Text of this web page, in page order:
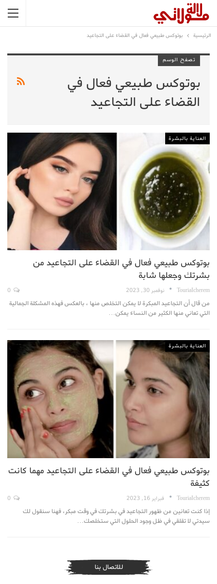
الرئيسية بوتوكس طبيعي فعال في القضاء على التجاعيد
تصفح الوسم
بوتوكس طبيعي فعال في
القضاء على التجاعيد
العناية بالبشرة
بوتوكس طبيعي فعال في القضاء على التجاعيد من
بشرتك وجعلها شابة
TouriaIcherem نوفمبر 30, 2023
من قال أن التجاعيد المبكرة لا يمكن التخلص منها ، بالعكس فهذه المشكلة الجمالية
التي تعاني منها الكثير من النساء يمكن…
العناية بالبشرة
بوتوكس طبيعي فعال في القضاء على التجاعيد مهما كانت
كثيفة
TouriaIcherem فبراير 16, 2023
إذا كنت تعانين من ظهور التجاعيد في بشرتك في وقت مبكر، فهنا سنقول لك
سيدتي لا تقلقي في ظل وجود الحلول التي ستخلصك…
للاتصال بنا